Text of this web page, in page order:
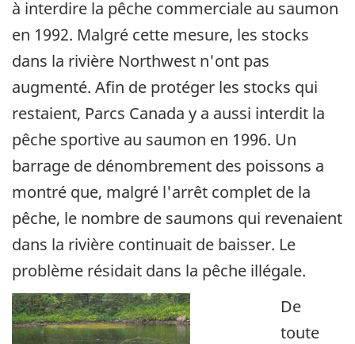
à interdire la pêche commerciale au saumon
en 1992. Malgré cette mesure, les stocks
dans la rivière Northwest n'ont pas
augmenté. Afin de protéger les stocks qui
restaient, Parcs Canada y a aussi interdit la
pêche sportive au saumon en 1996. Un
barrage de dénombrement des poissons a
montré que, malgré l'arrêt complet de la
pêche, le nombre de saumons qui revenaient
dans la rivière continuait de baisser. Le
problème résidait dans la pêche illégale.
De
toute